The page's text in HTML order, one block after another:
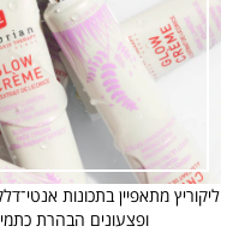
ליקוריץ מתאפיין בתכונות
ופצעונים הבהרת